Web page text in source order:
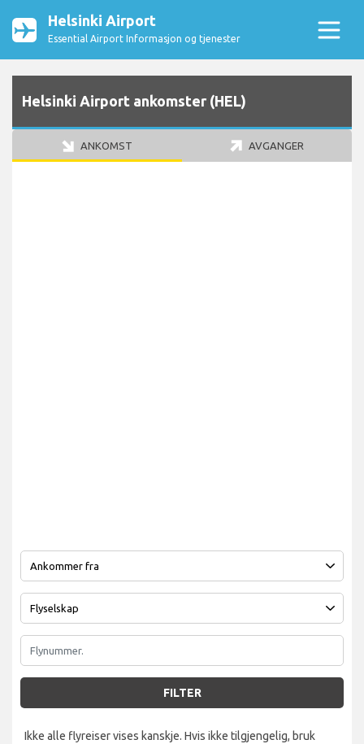
Helsinki Airport
Essential Airport Informasjon og tjenester
Helsinki Airport ankomster (HEL)
ANKOMST AVGANGER
FILTER
Ikke alle flyreiser vises kanskje. Hvis ikke tilgjengelig, bruk